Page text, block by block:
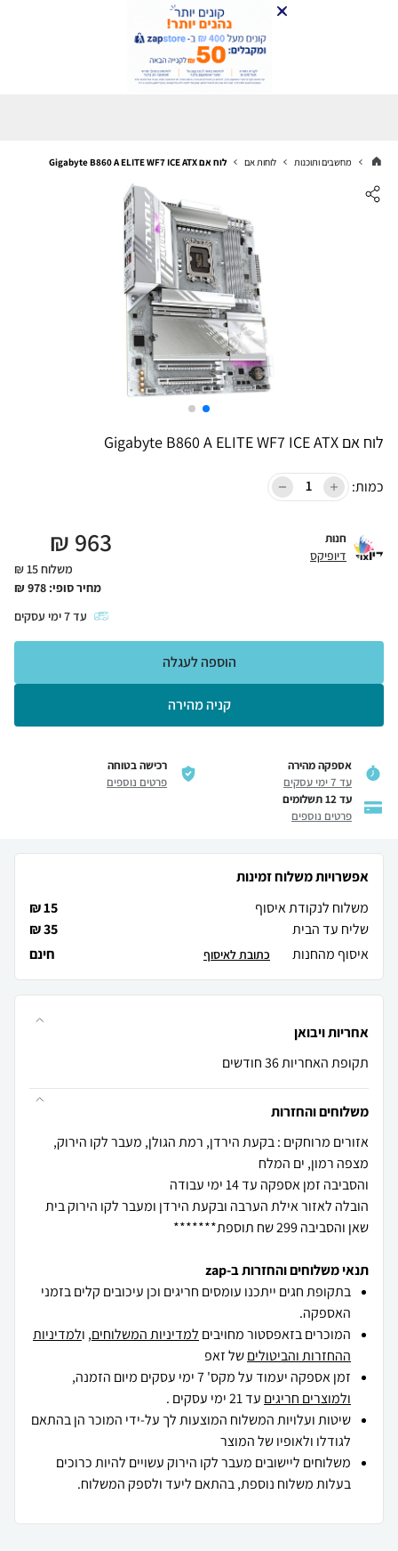
מחשבים ותוכנות לוחות אם לוח אם Gigabyte B860 A ELITE WF7 ICE ATX
לוח אם Gigabyte B860 A ELITE WF7 ICE ATX
כמות:
חנות
דיופיקס 963
₪
משלוח 15 ₪
מחיר סופי: 978
₪
עד7ימי עסקים
קניה מהירה
הוספה לעגלה
אספקה מהירה
עד 7 ימי עסקים
רכישה בטוחה
פרטים נוספים
עד 12 תשלומים
פרטים נוספים
אפשרויות משלוח זמינות
משלוח לנקודת איסוף
15 ₪
שליח עד הבית
35 ₪
איסוף מהחנות
חינם כתובת לאיסוף
אחריות ויבואן
תקופת האחריות 36 חודשים
משלוחים והחזרות
אזורים מרוחקים : בקעת הירדן, רמת הגולן, מעבר לקו הירוק,
הובלה לאזור אילת הערבה ובקעת הירדן ומעבר לקו הירוק בית
שאן והסביבה 299 שח תוספת*******
תנאי משלוחים והחזרות ב-zap
בתקופת חגים ייתכנו עומסים חריגים וכן עיכובים קלים בזמני
האספקה.
המוכרים בזאפסטור מחויבים למדיניות המשלוחים, ולמדיניות
ההחזרות והביטוליםשל זאפ
זמן אספקה יעמוד על מקס' 7 ימי עסקים מיום הזמנה,
ולמוצרים חריגים עד 21 ימי עסקים .
שיטות ועלויות המשלוח המוצעות לך על-ידי המוכר הן בהתאם
לגודלו ולאופיו של המוצר
משלוחים ליישובים מעבר לקו הירוק עשויים להיות כרוכים
בעלות משלוח נוספת, בהתאם ליעד ולספק המשלוח.